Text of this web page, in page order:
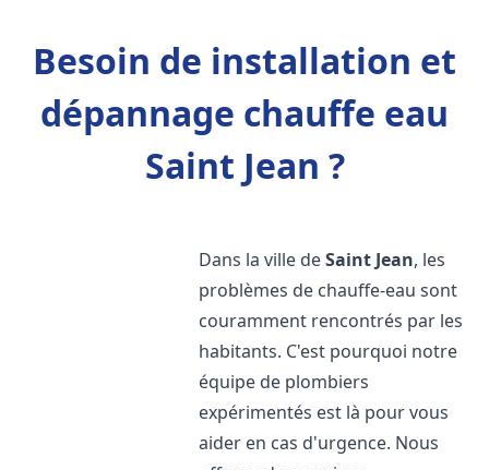
Besoin de installation et
dépannage chauffe eau
Saint Jean ?
Dans la ville deSaint Jean, les
problèmes de chauffe-eau sont
couramment rencontrés par les
habitants. C'est pourquoi notre
équipe de plombiers
expérimentés est là pour vous
aider en cas d'urgence. Nous